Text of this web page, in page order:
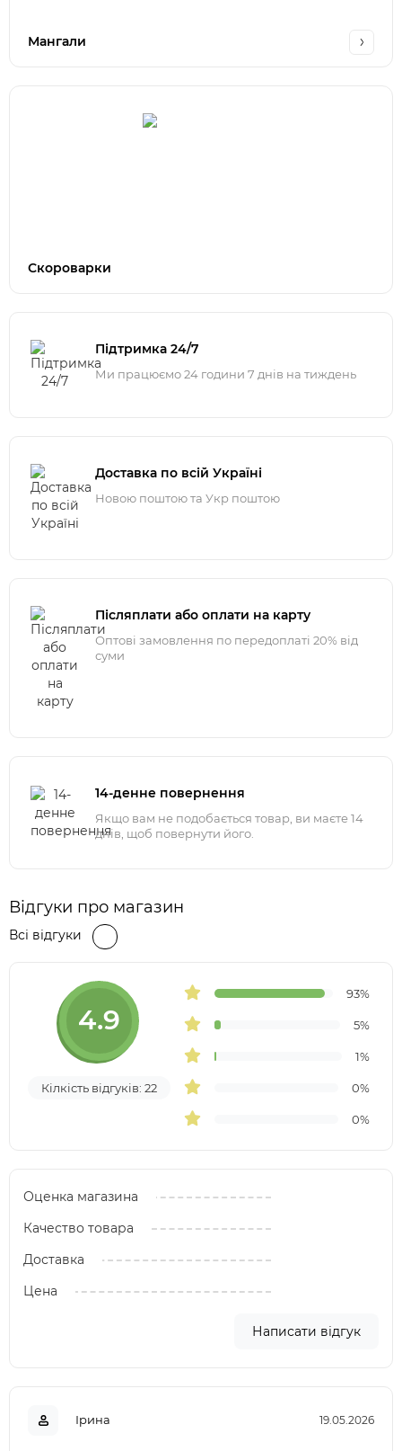
Мангали
Скороварки
Підтримка 24/7
Ми працюємо 24 години 7 днів на тиждень
Доставка по всій Україні
Новою поштою та Укр поштою
Післяплати або оплати на карту
Оптові замовлення по передоплаті 20% від
суми
14-денне повернення
Якщо вам не подобається товар, ви маєте 14
днів, щоб повернути його.
Відгуки про магазин
Всі відгуки
4.9
Кілкість відгуків: 22
93%
5%
1%
0%
0%
Оценка магазина
Качество товара
Доставка
Цена
Написати відгук
Ірина 19.05.2026